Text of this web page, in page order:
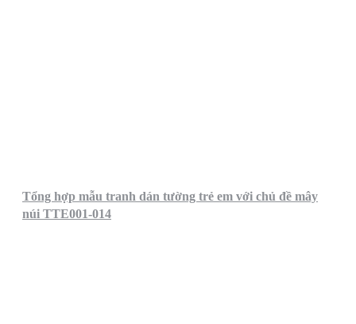
Tổng hợp mẫu tranh dán tường trẻ em với chủ đề mây
núi TTE001-014